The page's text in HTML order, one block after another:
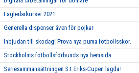
Lagledarkurser 2021
Generella dispenser även för pojkar
Inbjudan till skodag! Prova nya puma fotbollsskor.
Stockholms fotbollsförbunds nya hemsida
Seriesammansättningen S:t Eriks-Cupen lagda!